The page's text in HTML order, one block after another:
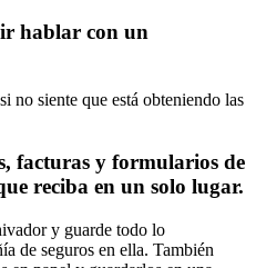
hablar con un
no siente que está obteniendo las
facturas y formularios de
reciba en un solo lugar.
y guarde todo lo
de seguros en ella. También